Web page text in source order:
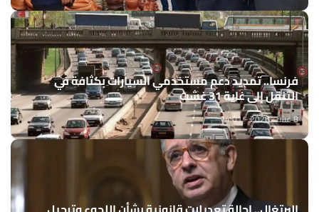
فرنسا.. تمديد دعم مستخدمي السيارات بكثافة في
التنقل إلى غاية 31 غشت
8 غشت 2026 - 14:01